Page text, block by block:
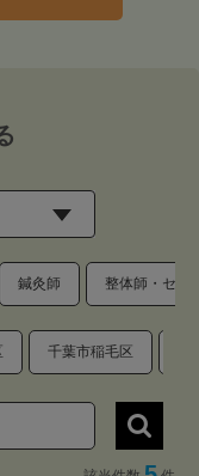
鍼灸師 整体師・セラ
千葉市稲毛区